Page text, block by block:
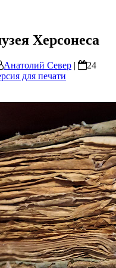
Херсонеса
Анатолий Север |
24
для печати